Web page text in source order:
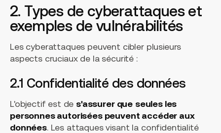
2. Types de cyberattaques et
exemples de vulnérabilités
Les cyberattaques peuvent cibler plusieurs
aspects cruciaux de la sécurité :
2.1 Confidentialité des données
L'objectif est de s'assurer que seules les
personnes autorisées peuvent accéder aux
données. Les attaques visant la confidentialité